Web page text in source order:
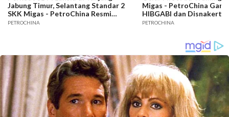
Jabung Timur, Selantang Standar 2
SKK Migas - PetroChina Resmi
Bergulir di Geragai
PETROCHINA
Migas - PetroChina
HIBGABI dan
Jambi
PETROCHINA